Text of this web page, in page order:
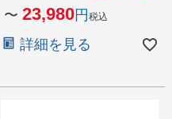
〜 23,980 税込
詳細を見る